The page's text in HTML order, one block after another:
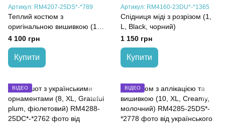
Артикул: RM4207-25DS*-*789
Теплий костюм з
оригінальною вишивкою (10,
M, White cosy, молочний)
4 100 грн
Купити
Артикул: RM4160-23DU*-*1365
Спідниця міді з розрізом (1,
L, Black, чорний)
1 150 грн
Купити
ВІДЕО ВІДЕО